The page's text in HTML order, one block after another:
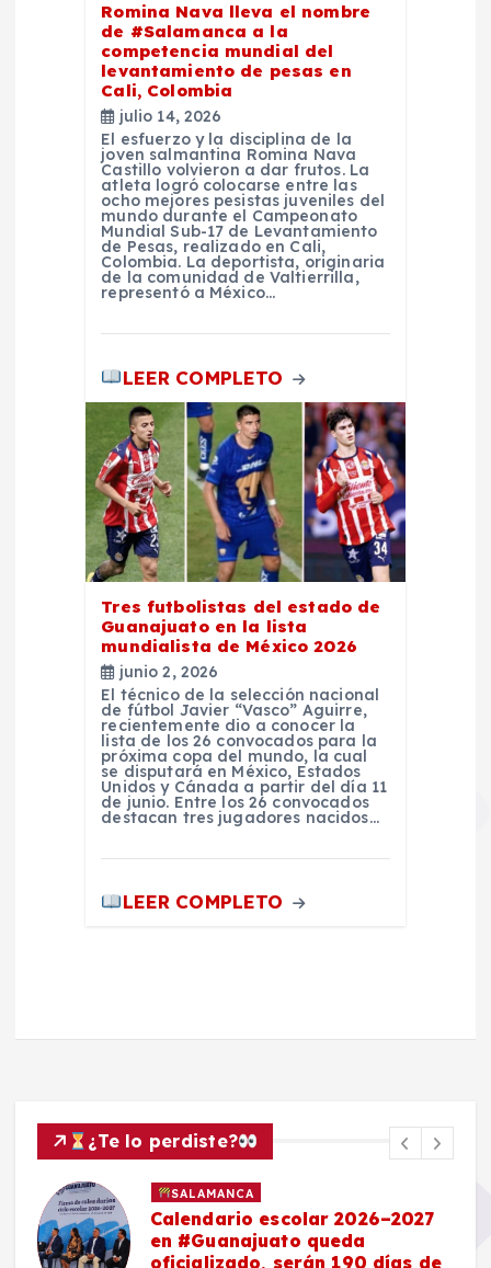
Romina Nava lleva el nombre
de #Salamanca a la
competencia mundial del
levantamiento de pesas en
Cali, Colombia
julio 14, 2026
El esfuerzo y la disciplina de la
joven salmantina Romina Nava
Castillo volvieron a dar frutos. La
atleta logró colocarse entre las
ocho mejores pesistas juveniles del
mundo durante el Campeonato
Mundial Sub-17 de Levantamiento
de Pesas, realizado en Cali,
Colombia. La deportista, originaria
de la comunidad de Valtierrilla,
representó a México…
LEER COMPLETO
Tres futbolistas del estado de
Guanajuato en la lista
mundialista de México 2026
junio 2, 2026
El técnico de la selección nacional
de fútbol Javier “Vasco” Aguirre,
recientemente dio a conocer la
lista de los 26 convocados para la
próxima copa del mundo, la cual
se disputará en México, Estados
Unidos y Cánada a partir del día 11
de junio. Entre los 26 convocados
destacan tres jugadores nacidos…
LEER COMPLETO
¿Te lo perdiste?
SALAMANCA
Calendario escolar 2026–2027
en #Guanajuato queda
oficializado, serán 190 días de